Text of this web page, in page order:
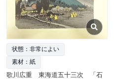
状態：非常によい
素材：紙
歌川広重 東海道五十三次 「石